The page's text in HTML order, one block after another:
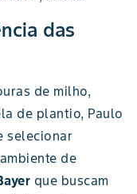
das
de milho,
de plantio, Paulo
selecionar
de
que buscam